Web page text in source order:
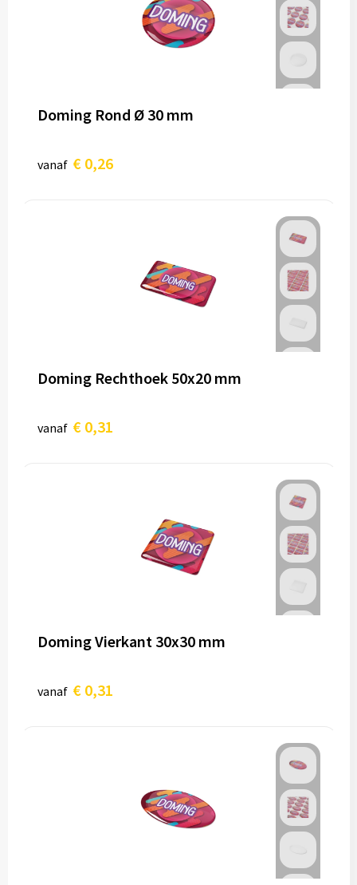
Doming Rond Ø 30 mm
vanaf € 0,26
Doming Rechthoek 50x20 mm
vanaf € 0,31
Doming Vierkant 30x30 mm
vanaf € 0,31